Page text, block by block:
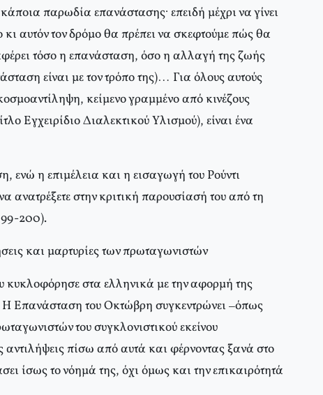
παρωδία επανάστασης· επειδή μέχρι να γίνει
αυτόν τον δρόμο θα πρέπει να σκεφτούμε πώς θα
τόσο η επανάσταση, όσο η αλλαγή της ζωής
είναι με τον τρόπο της)… Για όλους αυτούς
κείμενο γραμμένο από κινέζους
Eγχειρίδιο Διαλεκτικού Yλισμού), είναι ένα
η επιμέλεια και η εισαγωγή του Pούντι
ανατρέξετε στην κριτική παρουσίασή του από τη
200).
και μαρτυρίες των πρωταγωνιστών
κυκλοφόρησε στα ελληνικά με την αφορμή της
Eπανάσταση του Oκτώβρη συγκεντρώνει –όπως
του συγκλονιστικού εκείνου
αντιλήψεις πίσω από αυτά και φέρνοντας ξανά στο
ίσως το νόημά της, όχι όμως και την επικαιρότητά